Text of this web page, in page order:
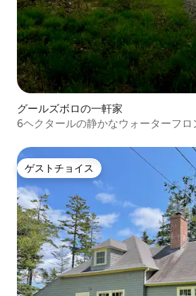
グールズボロの一軒家
6ヘクタールの静かなウォーターフ
ゲストチョイス
ゲストチョイス